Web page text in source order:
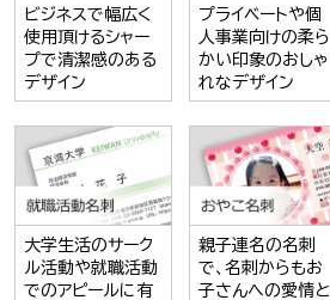
ビジネスで幅広く
使用頂けるシャー
プで清潔感のある
デザイン
プライベートや個
人事業向けの柔ら
かい印象のおしゃ
れなデザイン
大学生活のサーク
ル活動や就職活動
でのアピールに有
親子連名の名刺
で、名刺からもお
子さんへの愛情と